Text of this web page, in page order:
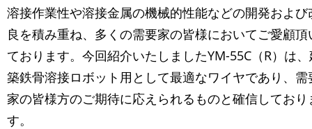
溶接作業性や溶接金属の機械的性能などの開発および
良を積み重ね、多くの需要家の皆様においてご愛顧頂
ております。今回紹介いたしましたYM-55C（R）は
築鉄骨溶接ロボット用として最適なワイヤであり、需
家の皆様方のご期待に応えられるものと確信しており
す。